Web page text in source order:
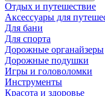
Отдых и путешествие
Аксессуары для
Для бани
Для спорта
Дорожные органайзеры
Дорожные подушки
Игры и головоломки
Инструменты
Красота и здоровье